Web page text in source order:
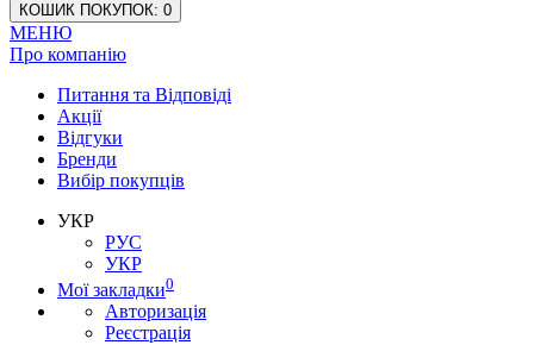
КОШИК ПОКУПОК: 0
МЕНЮ
Про компанію
Питання та Відповіді
Акції
Відгуки
Бренди
Вибір покупців
УКР
РУС
УКР
Мої закладки0
Авторизація
Реєстрація